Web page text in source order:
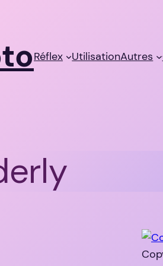
Réflex UtilisationAutres